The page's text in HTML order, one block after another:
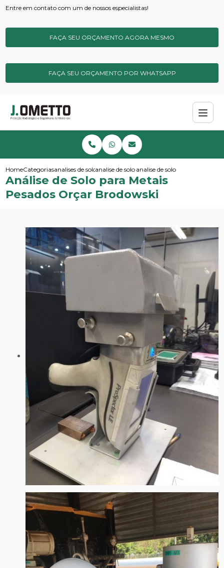
Entre em contato com um de nossos especialistas!
FAÇA SEU ORÇAMENTO AGORA MESMO
FAÇA SEU ORÇAMENTO POR WHATSAPP
HomeCategoriasanalises de solos e sedimentos
analise de solo simplesanalise de solo para metais
Análise de Solo para Metais
Pesados Orçar Brodowski